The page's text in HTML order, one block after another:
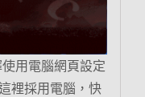
用電腦網頁設定
裡採用電腦，快